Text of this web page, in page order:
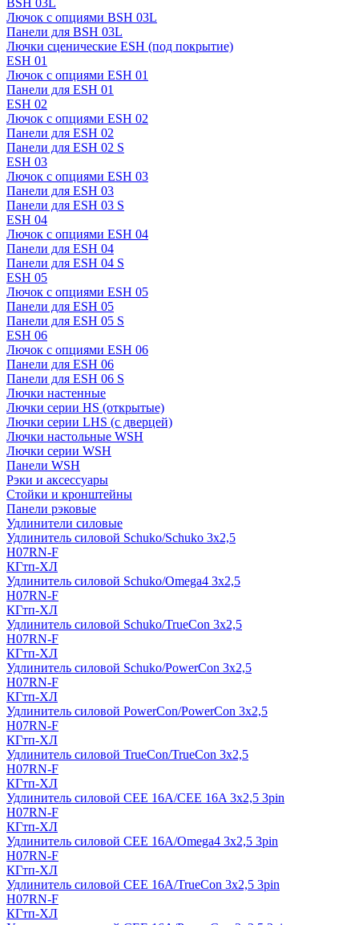
BSH 03L
Лючок с опциями BSH 03L
Панели для BSH 03L
Лючки сценические ESH (под покрытие)
ESH 01
Лючок с опциями ESH 01
Панели для ESH 01
ESH 02
Лючок с опциями ESH 02
Панели для ESH 02
Панели для ESH 02 S
ESH 03
Лючок с опциями ESH 03
Панели для ESH 03
Панели для ESH 03 S
ESH 04
Лючок с опциями ESH 04
Панели для ESH 04
Панели для ESH 04 S
ESH 05
Лючок с опциями ESH 05
Панели для ESH 05
Панели для ESH 05 S
ESH 06
Лючок с опциями ESH 06
Панели для ESH 06
Панели для ESH 06 S
Лючки настенные
Лючки серии HS (открытые)
Лючки серии LHS (с дверцей)
Лючки настольные WSH
Лючки серии WSH
Панели WSH
Рэки и аксессуары
Стойки и кронштейны
Панели рэковые
Удлинители силовые
Удлинитель силовой Schuko/Schuko 3х2,5
H07RN-F
КГтп-ХЛ
Удлинитель силовой Schuko/Omega4 3х2,5
H07RN-F
КГтп-ХЛ
Удлинитель силовой Schuko/TrueCon 3х2,5
H07RN-F
КГтп-ХЛ
Удлинитель силовой Schuko/PowerCon 3х2,5
H07RN-F
КГтп-ХЛ
Удлинитель силовой PowerCon/PowerCon 3х2,5
H07RN-F
КГтп-ХЛ
Удлинитель силовой TrueCon/TrueCon 3х2,5
H07RN-F
КГтп-ХЛ
Удлинитель силовой CEE 16A/CEE 16A 3х2,5 3pin
H07RN-F
КГтп-ХЛ
Удлинитель силовой CEE 16A/Omega4 3х2,5 3pin
H07RN-F
КГтп-ХЛ
Удлинитель силовой CEE 16A/TrueCon 3х2,5 3pin
H07RN-F
КГтп-ХЛ